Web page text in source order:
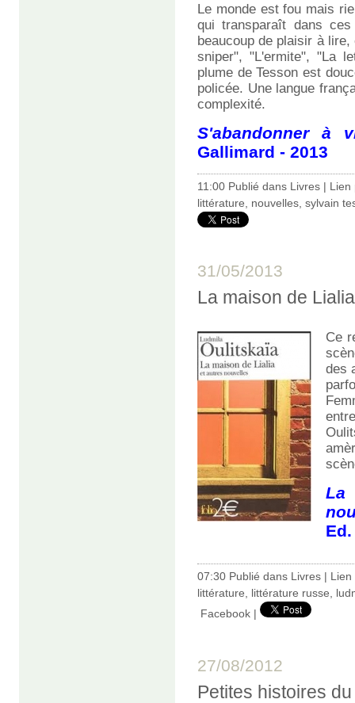
Le monde est fou mais
qui transparaît dans
beaucoup de plaisir à
sniper", "L'ermite", "La
plume de Tesson est
policée. Une langue
complexité.
S'abandonner à
Gallimard - 2013
11:00 Publié dans Livres | Lien
littérature
nouvelles sylvain
31/05/2013
La maison de
Ce
des
La
07:30 Publié dans Livres | Lien
littérature
littérature russe
Facebook |
27/08/2012
Petites histoires